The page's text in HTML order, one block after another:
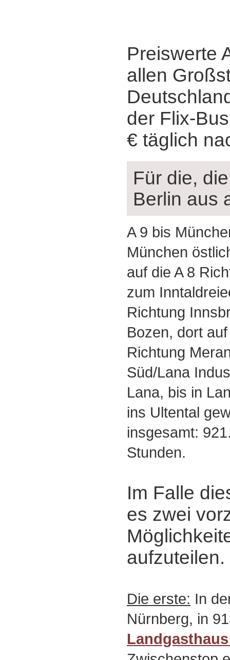
Preiswerte
allen
der Flix-
€ täglich
Für die,
Berlin aus
A 9 bis
München
auf die A 8
zum
Richtung
Bozen, dort auf
Richtung
Süd/Lana
Lana, bis in
ins Ultental
insgesamt:
Stunden.
Im Falle
es zwei
aufzuteilen.
Die erste: In
Nürnberg, in